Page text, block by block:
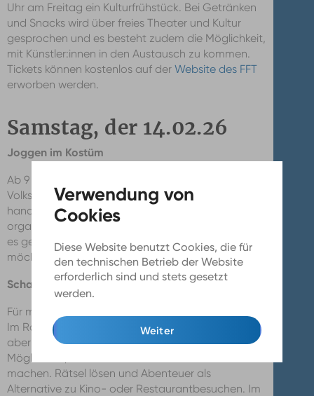
Diese Website benutzt Cookies, die für
den technischen Betrieb der Website
erforderlich sind und stets gesetzt
werden.
Weiter
Uhr am Freitag ein Kulturfrühstück. Bei Getränken
und Snacks wird über freies Theater und Kultur
gesprochen und es besteht zudem die Möglichkeit,
mit Künstler:innen in den Austausch zu kommen.
Tickets können kostenlos auf der Website des FFT
erworben werden.
Samstag, der 14.02.26
Joggen im Kostüm
Ab 9 Uhr findet der wöchentliche Parkrun im
Volksgarten unter dem Motto „Karneval“ statt. Es
handelt sich hierbei um einen ehrenamtlich
organisierten Gemeinschaftslauf. Für Erstläufer gibt
es gegen 8:45 Uhr eine kurze Einweisung. Wer
möchte, kann verkleidet kommen.
Schatzsuche durch die Altstadt
Für manche mehr, für manche weniger interessant:
Im Rahmen des Valentinstags besteht für Paare,
aber natürlich auch für Freunde oder Familie die
Möglichkeit, eine Schatzsuche durch Düsseldorf zu
machen. Rätsel lösen und Abenteuer als
Alternative zu Kino- oder Restaurantbesuchen. Im